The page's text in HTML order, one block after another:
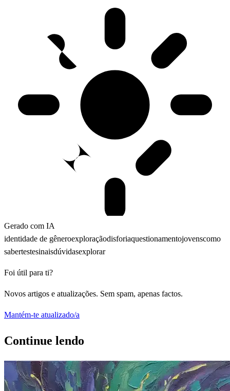
Gerado com IA
identidade de gêneroexploraçãodisforiaquestionamentojovenscomo
sabertestesinaisdúvidasexplorar
Foi útil para ti?
Novos artigos e atualizações. Sem spam, apenas factos.
Mantém-te atualizado/a
Continue lendo